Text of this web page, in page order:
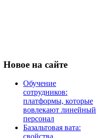
Новое на сайте
Обучение
сотрудников:
платформы, которые
вовлекают линейный
персонал
Базальтовая вата: